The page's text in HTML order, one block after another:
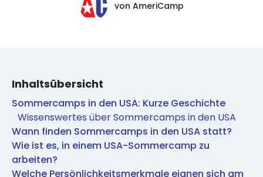
von AmeriCamp
Inhaltsübersicht
Sommercamps in den USA: Kurze Geschichte
Wissenswertes über Sommercamps in den USA
Wann finden Sommercamps in den USA statt?
Wie ist es, in einem USA-Sommercamp zu
arbeiten?
Welche Persönlichkeitsmerkmale eignen sich am